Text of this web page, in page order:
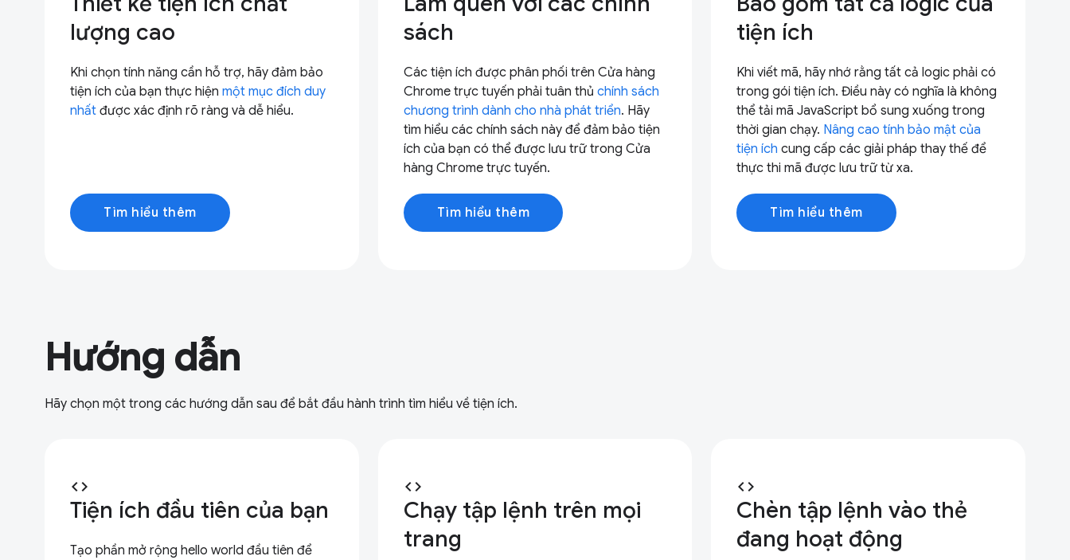
lượng cao
Khi chọn tính năng cần hỗ trợ, hãy đảm bảo
tiện ích của bạn thực hiện một mục đích duy
nhất được xác định rõ ràng và dễ hiểu.
Tìm hiểu thêm
sách
Các tiện ích được phân phối trên Cửa hàng
Chrome trực tuyến phải tuân thủ chính sách
chương trình dành cho nhà phát triển. Hãy
tìm hiểu các chính sách này để đảm bảo tiện
ích của bạn có thể được lưu trữ trong Cửa
hàng Chrome trực tuyến.
Tìm hiểu thêm
tiện ích
Khi viết mã, hãy nhớ rằng tất cả logic phải có
trong gói tiện ích. Điều này có nghĩa là không
thể tải mã JavaScript bổ sung xuống trong
thời gian chạy. Nâng cao tính bảo mật của
tiện ích cung cấp các giải pháp thay thế để
thực thi mã được lưu trữ từ xa.
Tìm hiểu thêm
Hướng dẫn
Hãy chọn một trong các hướng dẫn sau để bắt đầu hành trình tìm hiểu về tiện ích.
code
Tiện ích đầu tiên của bạn
Tạo phần mở rộng hello world đầu tiên để
code
Chạy tập lệnh trên mọi
trang
code
Chèn tập lệnh vào thẻ
đang hoạt động